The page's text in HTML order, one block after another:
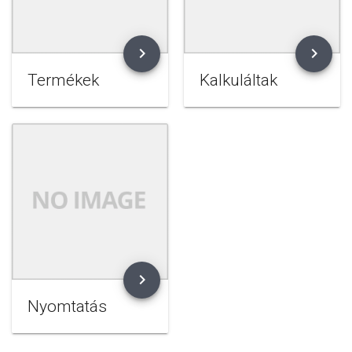
chevron_right
Termékek
chevron_right
Kalkuláltak
chevron_right
Nyomtatás